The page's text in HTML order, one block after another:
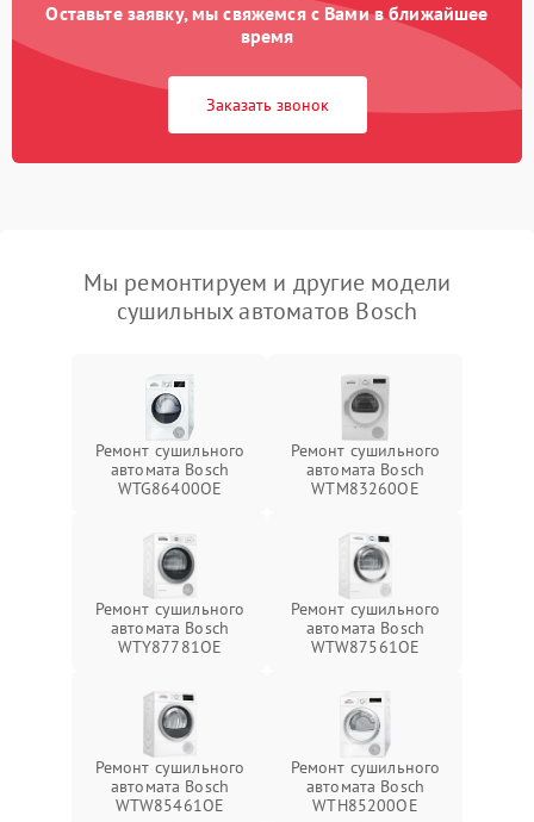
Оставьте заявку, мы свяжемся с Вами в ближайшее
время
Заказать звонок
Мы ремонтируем и другие модели
сушильных автоматов Bosch
Ремонт сушильного
автомата Bosch
WTG86400OE
Ремонт сушильного
автомата Bosch
WTM83260OE
Ремонт сушильного
автомата Bosch
WTY87781OE
Ремонт сушильного
автомата Bosch
WTW87561OE
Ремонт сушильного
автомата Bosch
WTW85461OE
Ремонт сушильного
автомата Bosch
WTH85200OE